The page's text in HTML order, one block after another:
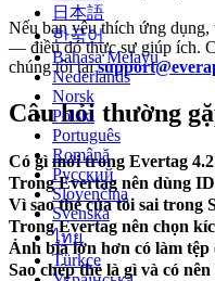
日本語
한국어
Bahasa Melayu
Nederlands
Norsk
Polski
Português
Română
Русский
Slovenčina
Svenska
ไทย
Türkçe
Nếu bạn yêu thích ứng
— điều đó thực sự giúp ích.
chúng tôi tại
Câu hỏi thường
Có gì mới trong Evertag
Trong Evertag nên dùng
Vì sao thẻ của tôi sai trong
Trong Evertag nên chọn
Ảnh bìa lớn hơn có làm
Sao chép thẻ là gì và có